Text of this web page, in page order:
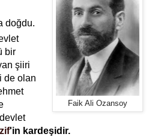
Faik Ali Ozansoy
doğdu.
bir
şiiri
de olan
'in kardeşidir.